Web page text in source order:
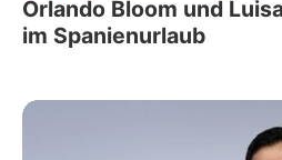
Orlando Bloom und
im Spanienurlaub